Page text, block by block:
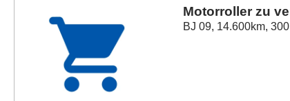
Motorroller zu
BJ 09, 14.600km,